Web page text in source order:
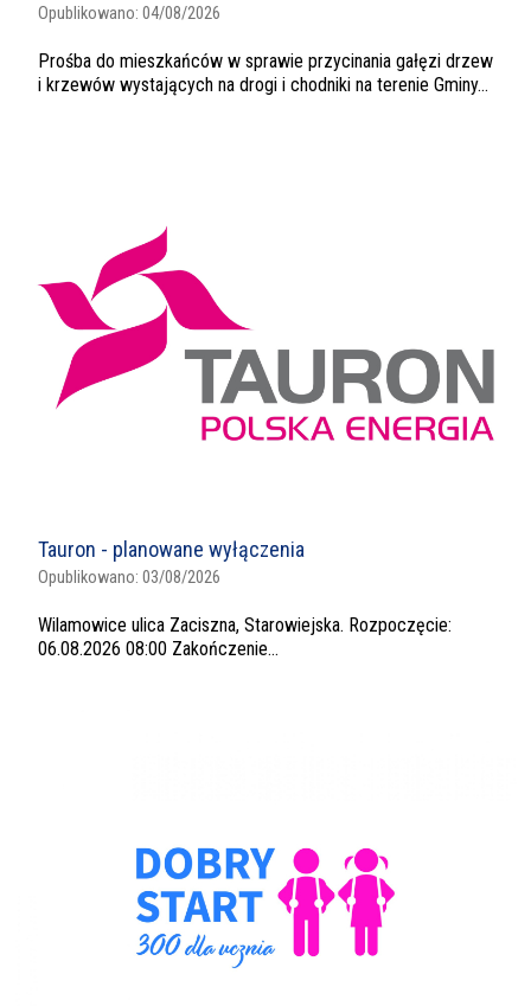
Opublikowano: 04/08/2026
Prośba do mieszkańców w sprawie przycinania gałęzi drzew
i krzewów wystających na drogi i chodniki na terenie Gminy...
Tauron - planowane wyłączenia
Opublikowano: 03/08/2026
Wilamowice ulica Zaciszna, Starowiejska. Rozpoczęcie:
06.08.2026 08:00 Zakończenie...